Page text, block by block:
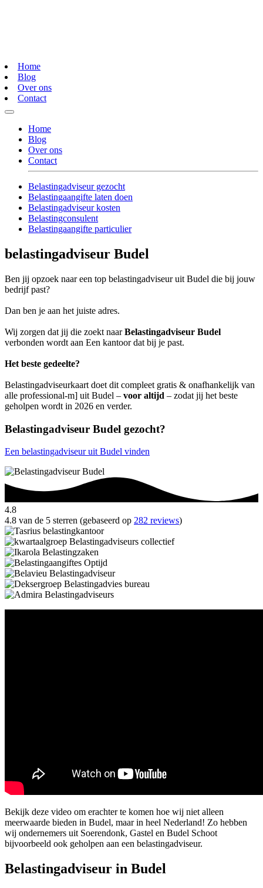
Home
Blog
Over ons
Contact
Home
Blog
Over ons
Contact
Belastingadviseur gezocht
Belastingaangifte laten doen
Belastingadviseur kosten
Belastingconsulent
Belastingaangifte particulier
belastingadviseur Budel
Ben jij opzoek naar een top belastingadviseur uit Budel die bij jouw
bedrijf past?
Dan ben je aan het juiste adres.
Wij zorgen dat jij die zoekt naarBelastingadviseur Budel
verbonden wordt aan Een kantoor dat bij je past.
Het beste gedeelte?
Belastingadviseurkaart doet dit compleet gratis & onafhankelijk van
alle professional-m] uit Budel – voor altijd – zodat jij het beste
geholpen wordt in 2026 en verder.
Belastingadviseur Budel gezocht?
Een belastingadviseur uit Budel vinden
4.8
4.8 van de 5 sterren (gebaseerd op 282 reviews)
Bekijk deze video om erachter te komen hoe wij niet alleen
meerwaarde bieden in Budel, maar in heel Nederland! Zo hebben
wij ondernemers uit Soerendonk, Gastel en Budel Schoot
bijvoorbeeld ook geholpen aan een belastingadviseur.
Belastingadviseur in Budel